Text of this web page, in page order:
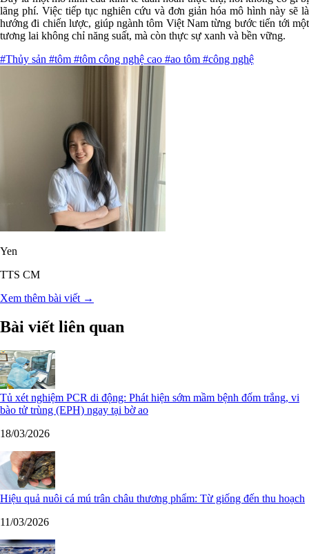
lãng phí. Việc tiếp tục nghiên cứu và đơn giản hóa mô hình này sẽ là
hướng đi chiến lược, giúp ngành tôm Việt Nam từng bước tiến tới một
tương lai không chỉ năng suất, mà còn thực sự xanh và bền vững.
#Thủy sản #tôm #tôm công nghệ cao #ao tôm #công nghệ
Yen
TTS CM
Xem thêm bài viết →
Bài viết liên quan
Tủ xét nghiệm PCR di động: Phát hiện sớm mầm bệnh đốm trắng, vi
bào tử trùng (EPH) ngay tại bờ ao
18/03/2026
Hiệu quả nuôi cá mú trân châu thương phẩm: Từ giống đến thu hoạch
11/03/2026